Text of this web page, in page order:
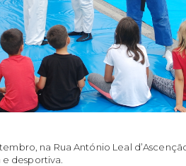
na Rua António Leal
desportiva.